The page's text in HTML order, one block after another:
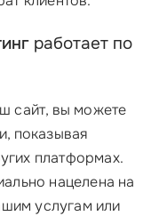
работает по
сайт, вы можете
показывая
платформах.
нацелена на
услугам или